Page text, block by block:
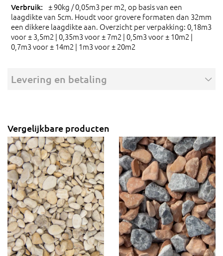
± 90kg / 0,05m3 per m2, op basis van een
laagdikte van 5cm. Houdt voor grovere formaten dan 32mm
een dikkere laagdikte aan. Overzicht per verpakking: 0,18m3
voor ± 3,5m2 | 0,35m3 voor ± 7m2 | 0,5m3 voor ± 10m2 |
0,7m3 voor ± 14m2 | 1m3 voor ± 20m2
Levering en betaling
Vergelijkbare producten